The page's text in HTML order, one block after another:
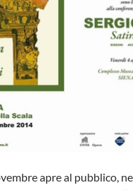
apre al pubblico,